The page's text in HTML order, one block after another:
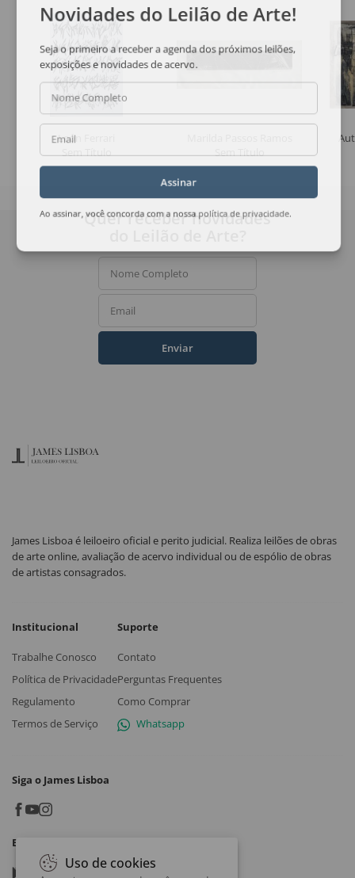
León Ferrari
Sem Título
Sem Título
Novidades do Leilão de Arte!
Seja o primeiro a receber a agenda dos próximos leilões,
exposições e novidades de acervo.
Nome Completo
Email
Assinar
Ao assinar, você concorda com a nossa política de privacidade
Quer receber novidades
Nome Completo
Email
Enviar
James Lisboa é leiloeiro oficial e perito judicial. Realiza leilões de obras
de arte online, avaliação de acervo individual ou de espólio de obras
de artistas consagrados.
Institucional
Trabalhe Conosco
Política de Privacidade
Regulamento
Termos de Serviço
Suporte
Contato
Perguntas Frequentes
Como Comprar
Whatsapp
Siga o James Lisboa
Baixe o App
Google play
Uso de cookies